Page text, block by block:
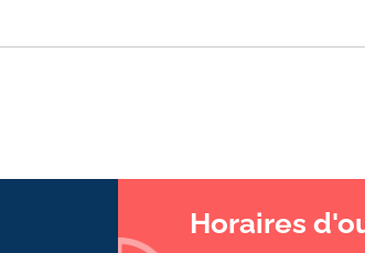
Horaires